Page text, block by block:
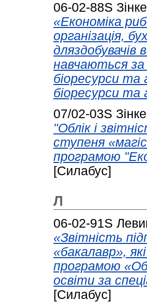
06-02-88S
«Економіка
організація,
дляздобувачів
навчаються
біоресурси та
біоресурси та
07/02-03S
"Облік і
ступеня
програмою
[Силабус]
Л
06-02-91S
«Звітність
«бакалавр»,
програмою
освіти за
[Силабус]